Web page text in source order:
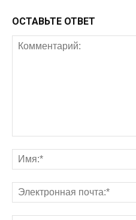
ОСТАВЬТЕ ОТВЕТ